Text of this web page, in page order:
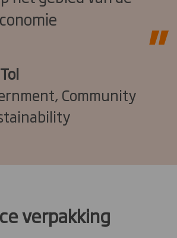
Community
verpakking